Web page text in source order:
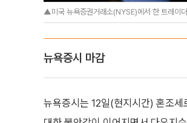
▲미국 뉴욕증권거래소(NYSE)에서 한 트레이
뉴욕증시 마감
뉴욕증시는 12일(현지시간) 혼조세